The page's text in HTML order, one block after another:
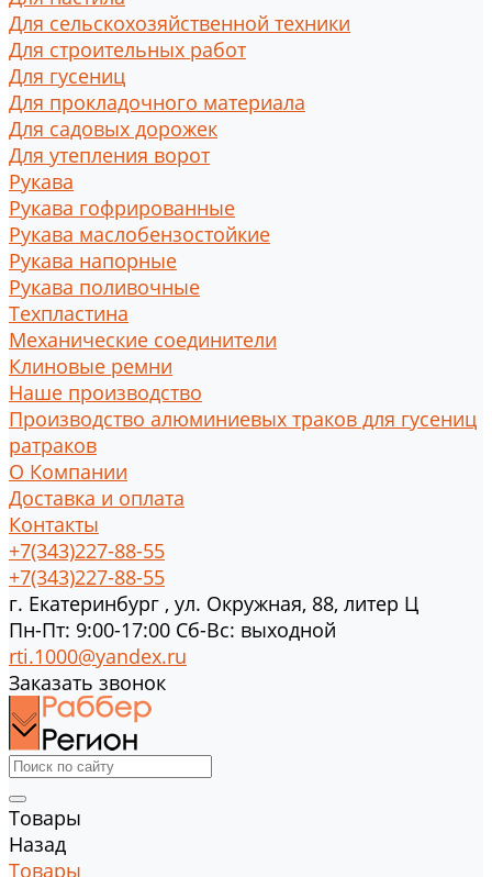
Для сельскохозяйственной техники
Для строительных работ
Для гусениц
Для прокладочного материала
Для садовых дорожек
Для утепления ворот
Рукава
Рукава гофрированные
Рукава маслобензостойкие
Рукава напорные
Рукава поливочные
Техпластина
Механические соединители
Клиновые ремни
Наше производство
Производство алюминиевых траков для гусениц
ратраков
О Компании
Доставка и оплата
Контакты
+7(343)227-88-55
+7(343)227-88-55
г. Екатеринбург , ул. Окружная, 88, литер Ц
Пн-Пт: 9:00-17:00 Cб-Вс: выходной
rti.1000@yandex.ru
Заказать звонок
Товары
Назад
Товары